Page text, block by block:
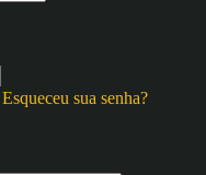
Esqueceu sua senha?